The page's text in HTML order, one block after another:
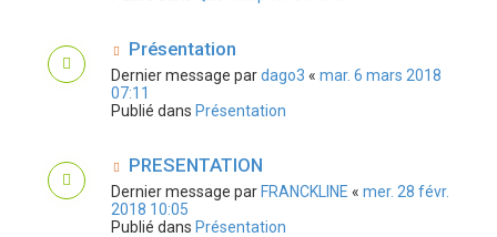
Présentation
Dernier message pardago3 « mar. 6 mars 2018
07:11
Publié dans Présentation
PRESENTATION
Dernier message parFRANCKLINE « mer. 28 févr.
2018 10:05
Publié dans Présentation